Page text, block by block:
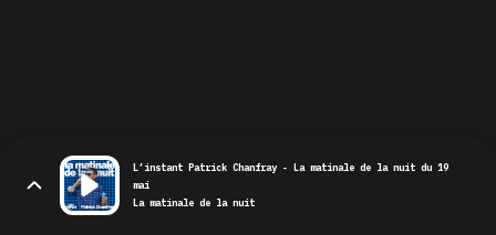
L’instant Patrick Chanfray - La matinale de la nuit du 19
mai
La matinale de la nuit